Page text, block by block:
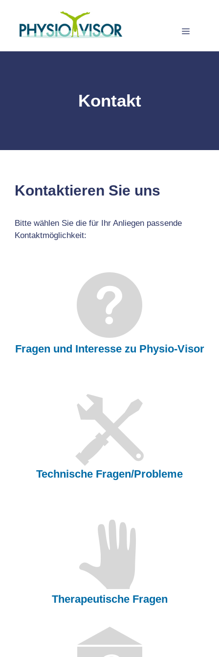
springen
Menü
Kontakt
Kontaktieren Sie uns
Bitte wählen Sie die für Ihr Anliegen passende
Kontaktmöglichkeit:
Fragen und Interesse zu Physio-Visor
Technische Fragen/Probleme
Therapeutische Fragen